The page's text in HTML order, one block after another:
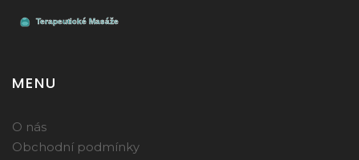
MENU
O nás
Obchodní podmínky